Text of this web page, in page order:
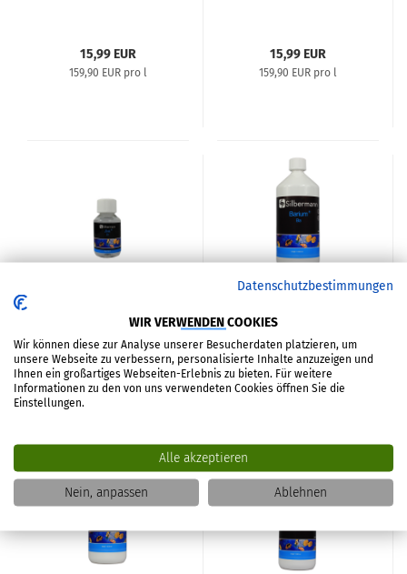
15,99 EUR
159,90 EUR pro l
15,99 EUR
159,90 EUR pro l
15,99 EUR
159,90 EUR pro l
Barium+
17,99 EUR
17,99 EUR pro l
Datenschutzbestimmungen
WIR VERWENDEN COOKIES
Wir können diese zur Analyse unserer Besucherdaten platzieren, um
unsere Webseite zu verbessern, personalisierte Inhalte anzuzeigen und
Ihnen ein großartiges Webseiten-Erlebnis zu bieten. Für weitere
Informationen zu den von uns verwendeten Cookies öffnen Sie die
Einstellungen.
Alle akzeptieren
Nein, anpassen Ablehnen